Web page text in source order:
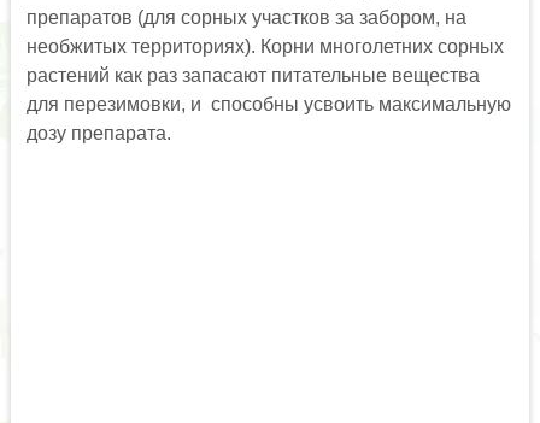
препаратов (для сорных участков за забором, на
необжитых территориях). Корни многолетних сорных
растений как раз запасают питательные вещества
для перезимовки, и способны усвоить максимальную
дозу препарата.